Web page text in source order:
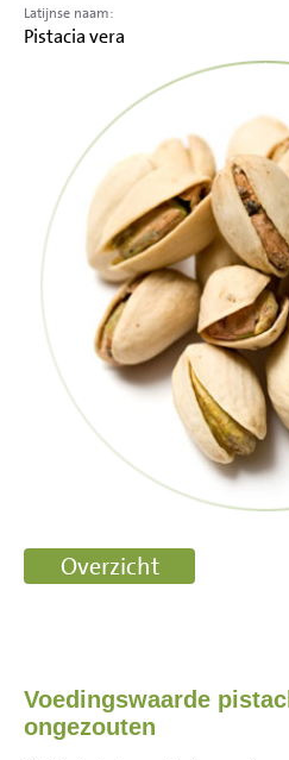
Latijnse naam:
Pistacia vera
Voedingswaarde
ongezouten